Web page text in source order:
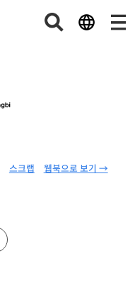
웹북으로 보기 →
스크랩